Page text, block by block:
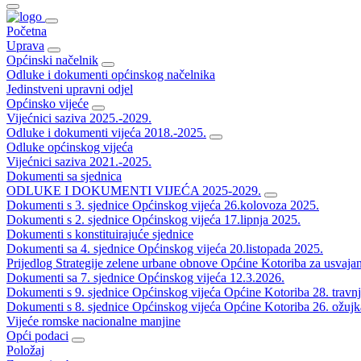
Početna
Uprava
Općinski načelnik
Odluke i dokumenti općinskog načelnika
Jedinstveni upravni odjel
Općinsko vijeće
Vijećnici saziva 2025.-2029.
Odluke i dokumenti vijeća 2018.-2025.
Odluke općinskog vijeća
Vijećnici saziva 2021.-2025.
Dokumenti sa sjednica
ODLUKE I DOKUMENTI VIJEĆA 2025-2029.
Dokumenti s 3. sjednice Općinskog vijeća 26.kolovoza 2025.
Dokumenti s 2. sjednice Općinskog vijeća 17.lipnja 2025.
Dokumenti s konstituirajuće sjednice
Dokumenti sa 4. sjednice Općinskog vijeća 20.listopada 2025.
Prijedlog Strategije zelene urbane obnove Općine Kotoriba za
Dokumenti sa 7. sjednice Općinskog vijeća 12.3.2026.
Dokumenti s 9. sjednice Općinskog vijeća Općine Kotoriba 28.
Dokumenti s 8. sjednice Općinskog vijeća Općine Kotoriba 26.
Vijeće romske nacionalne manjine
Opći podaci
Položaj